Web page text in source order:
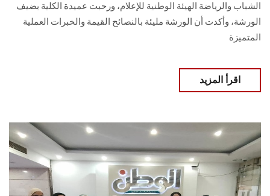
الشباب ‏والرياضة الهيئة الوطنية للإعلام، ورحبت عميدة الكلية بضيف
الورشة، وأكدت أن الورشة مليئة بالنصائح القيمة والخبرات العملية
المتميزة
اقرأ المزيد